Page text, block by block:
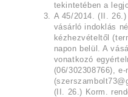
tekintetében a
A 45/2014. (II.
vásárló indoklás
kézhezvételtől
napon belül. A
vonatkozó
(06/302308766), e-
(II. 26.) Korm.